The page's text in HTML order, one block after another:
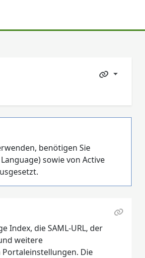
benötigen Sie
sowie von Active
Index, die SAML-URL, der
weitere
Die